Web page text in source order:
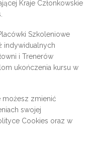
Kraje Członkowskie
Szkoleniowe
indywidualnych
i Trenerów
ukończenia kursu w
możesz zmienić
swojej
Cookies oraz w